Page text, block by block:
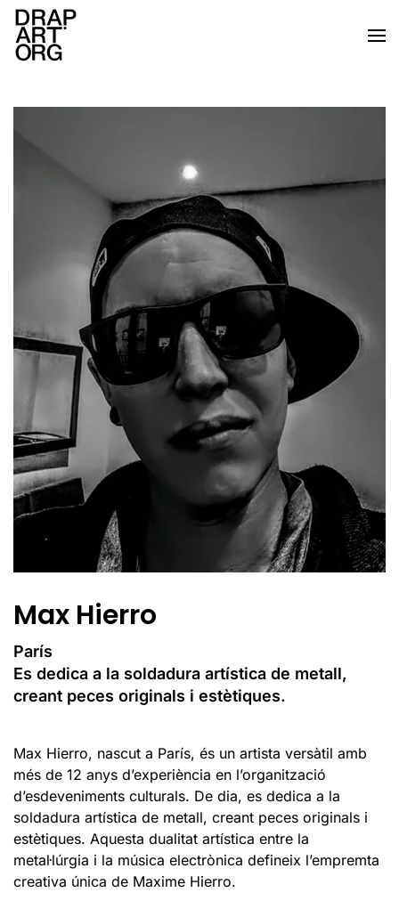
Skip to main content
Max Hierro
París
Es dedica a la soldadura artística de metall,
creant peces originals i estètiques.
Max Hierro, nascut a París, és un artista versàtil amb
més de 12 anys d’experiència en l’organització
d’esdeveniments culturals. De dia, es dedica a la
soldadura artística de metall, creant peces originals i
estètiques. Aquesta dualitat artística entre la
metal·lúrgia i la música electrònica defineix l’empremta
creativa única de Maxime Hierro.